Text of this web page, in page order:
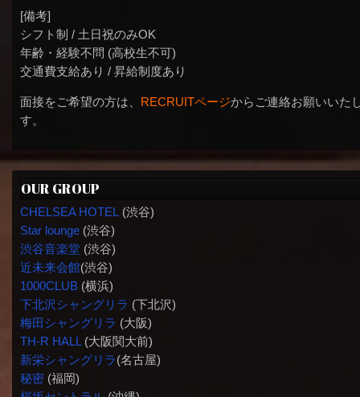
[備考]
シフト制 / 土日祝のみOK
年齢・経験不問 (高校生不可)
交通費支給あり / 昇給制度あり
面接をご希望の方は、 RECRUITページからご連絡お願いいた
す。
OUR GROUP
CHELSEA HOTEL (渋谷)
Star lounge(渋谷)
渋谷音楽堂(渋谷)
近未来会館(渋谷)
1000CLUB(横浜)
下北沢シャングリラ (下北沢)
梅田シャングリラ (大阪)
TH-R HALL(大阪関大前)
新栄シャングリラ(名古屋)
秘密(福岡)